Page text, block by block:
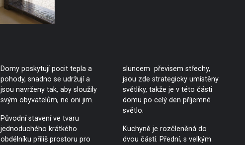
Domy poskytují pocit tepla a
pohody, snadno se udržují a
jsou navrženy tak, aby sloužily
svým obyvatelům, ne oni jim.
Původní stavení ve tvaru
jednoduchého krátkého
obdélníku příliš prostoru pro
sluncem převisem střechy,
jsou zde strategicky umístěny
světlíky, takže je v této části
domu po celý den příjemné
světlo.
Kuchyně je rozčleněná do
dvou částí. Přední, s velkým